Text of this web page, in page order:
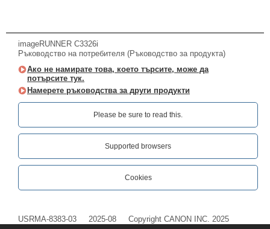
imageRUNNER C3326i
Ръководство на потребителя (Ръководство за продукта)
Ако не намирате това, което търсите, може да
потърсите тук.
Намерете ръководства за други продукти
Please be sure to read this.‎
Supported browsers
Cookies
USRMA-8383-03 2025-08 Copyright CANON INC. 2025